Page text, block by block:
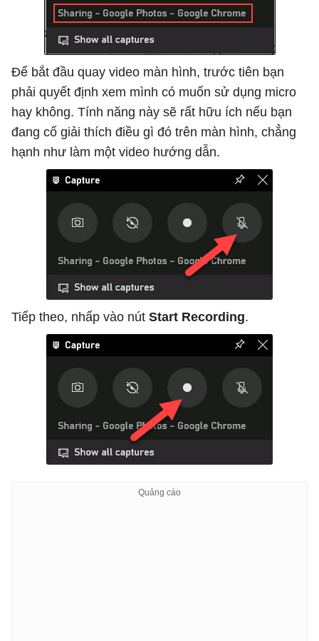
Để bắt đầu quay video màn hình, trước tiên bạn
phải quyết định xem mình có muốn sử dụng micro
hay không. Tính năng này sẽ rất hữu ích nếu bạn
đang cố giải thích điều gì đó trên màn hình, chẳng
hạnh như làm một video hướng dẫn.
Tiếp theo, nhấp vào nút Start Recording.